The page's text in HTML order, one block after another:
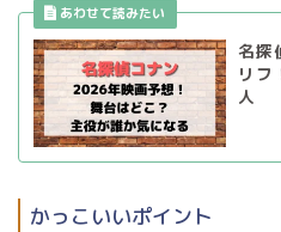
名探
リフ
人
かっこいいポイント